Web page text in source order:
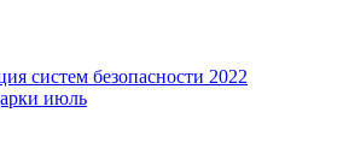
систем безопасности 2022
июль